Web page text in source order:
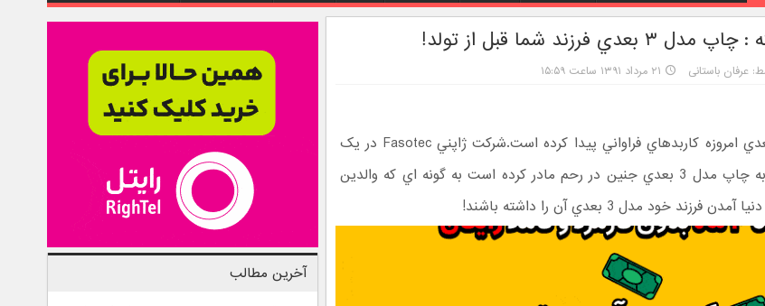
فرزند شما قبل از تولد!
عرفان باستانی ۲۱ مرداد ۱۳۹۱ ساعت ۱۵:۵۹
فن آوري چاپ 3 بعدي امروزه کاربدهاي فراواني پيدا کرده است.شرکت ژاپني Fasotec در يک
ابتکار جالب اقدام به چاپ مدل 3 بعدي جنين در رحم مادر کرده است به گونه اي که والدين
خود مدل 3 بعدي آن را داشته باشند!
آخرین مطالب